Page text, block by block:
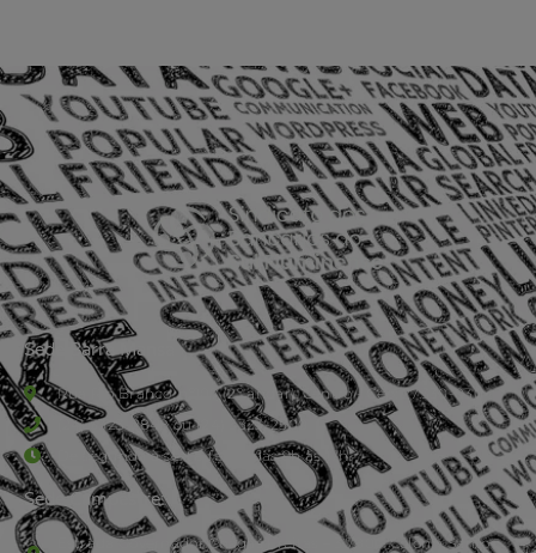
Sede Barra Mansa
Rua Rio Branco, nº107 (2º andar), Centro - Cep: 27.330-030
(24) 3323-2848 ou (24) 3323-2500
De segunda à sexta-feira , das 9h às 17h.
Sede Campestre:
Estrada Governador Chagas Freitas – 3.780 – Colônia Santo